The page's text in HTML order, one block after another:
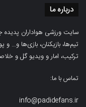
درباره ما
سایت ورزشی هواداران پدیده
تیم‌ها، بازیکنان، بازی‌ها و…
ترکیب، امار و ویدیو‌‌ گل‌ و
تماس با ما:
info@padidefans.ir